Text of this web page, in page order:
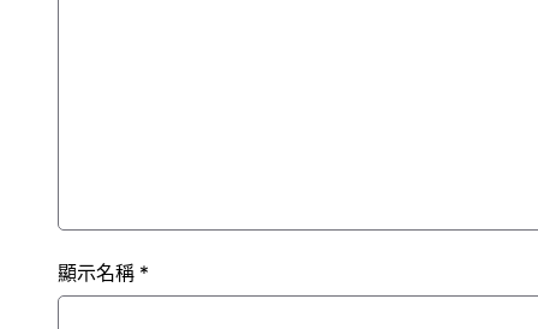
顯示名稱 *